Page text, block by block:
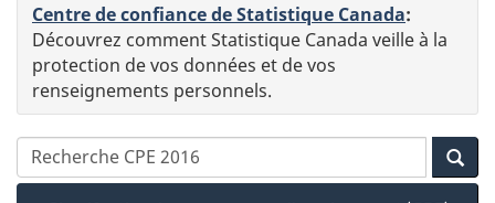
Centre de confiance de Statistique Canada:
Découvrez comment Statistique Canada veille à la
protection de vos données et de vos
renseignements personnels.